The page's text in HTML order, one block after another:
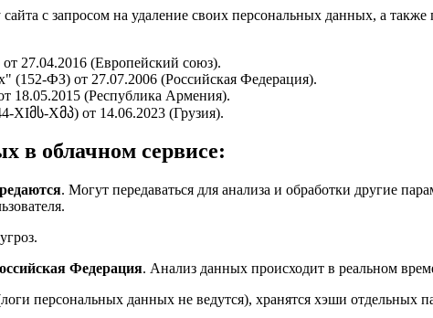
с запросом на удаление своих персональных данных, а
27.04.2016 (Европейский союз).
(152-ФЗ) от 27.07.2006 (Российская Федерация).
18.05.2015 (Республика Армения).
XIმს-Xმპ) от 14.06.2023 (Грузия).
в облачном сервисе:
. Могут передаваться для анализа и обработки другие
Федерация. Анализ данных происходит в реальном
персональных данных не ведутся), хранятся хэши отдельных